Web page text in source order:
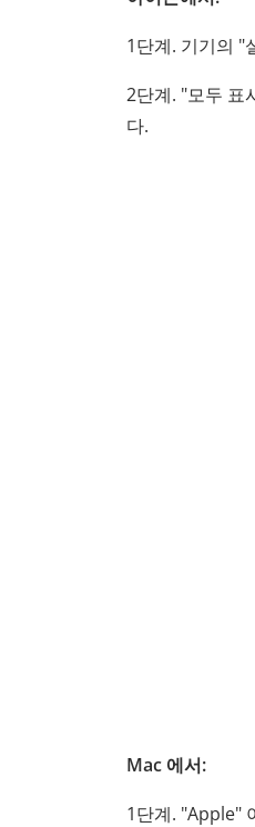
1단계. 기기의 "
2단계. "모두 표
다.
Mac 에서:
1단계. "Apple"